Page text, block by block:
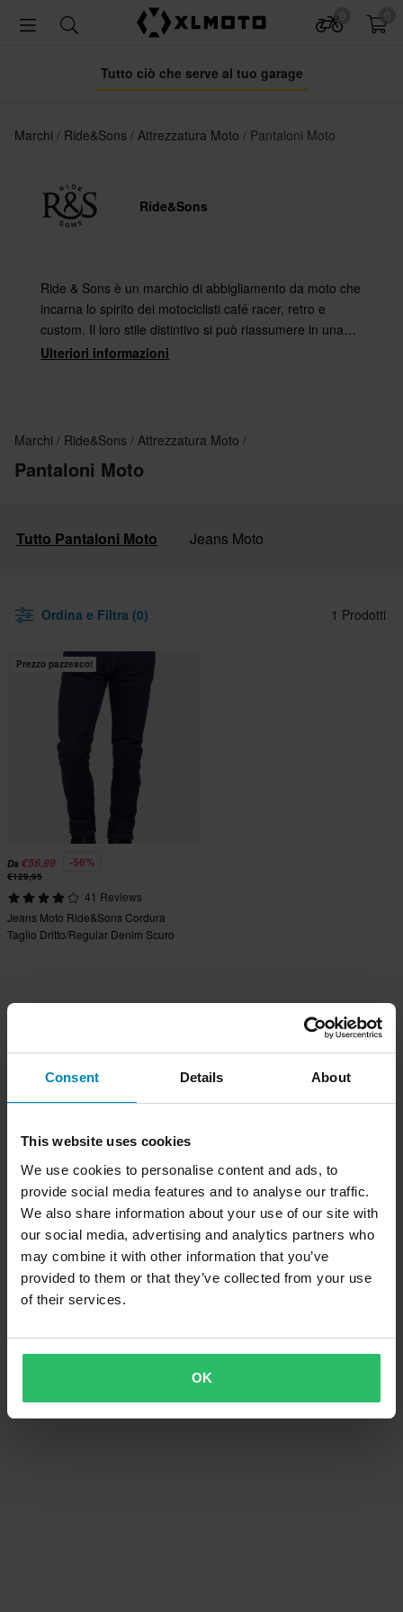
Consent Details About
This website uses cookies
We use cookies to personalise content and ads, to
provide social media features and to analyse our traffic.
We also share information about your use of our site with
our social media, advertising and analytics partners who
may combine it with other information that you’ve
provided to them or that they’ve collected from your use
of their services.
OK
Tutto ciò che serve al tuo garage
Marchi Ride&Sons Attrezzatura Moto Pantaloni Moto
Ride&Sons
Ride & Sons è un marchio di abbigliamento da moto che
incarna lo spirito dei motociclisti café racer, retro e
custom. Il loro stile distintivo si può riassumere in una
sola parola, ovvero "vintage".
Ulteriori informazioni
Marchi Ride&Sons Attrezzatura Moto
Pantaloni Moto
Tutto Pantaloni Moto Jeans Moto
Ordina e Filtra (0) 1 Prodotti
Prezzo pazzesco!
Da €56,99 -56%
€129,95
41 Reviews
Jeans Moto Ride&Sons Cordura
Taglio Dritto/Regular Denim Scuro